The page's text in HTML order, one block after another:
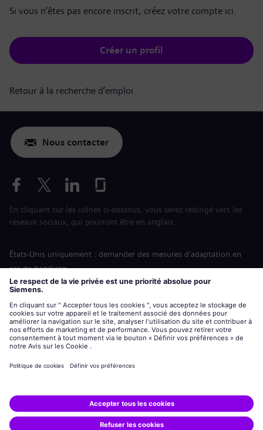
Si vous n’êtes pas encore inscrit, créez votre compte ici.
Créer un profil
Retour à la recherche d’emploi
Nous contacter
En cliquant sur les icônes ci-dessous, vous serez redirigé vers les
réseaux sociaux, qui pourront être en anglais.
États-Unis uniquement : demander des mesures d'adaptation en
cas de handicap
Labor Condition Application (Formulaire sur les conditions
siemens-energy.comSite Internet international
Informations sur l’entreprise
Avis de confidentialité
Siemens Energy est une marque déposée de Siemens AG.